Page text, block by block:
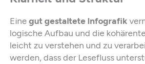
Eine gut gestaltete Infografik
logische Aufbau und die
leicht zu verstehen und zu
werden, dass der Lesefluss